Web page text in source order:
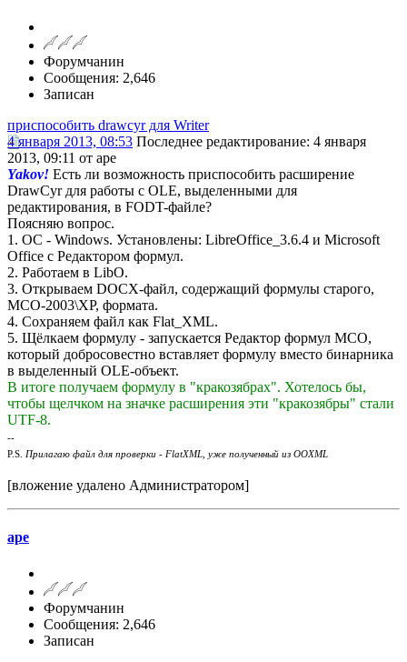
Форумчанин
Сообщения: 2,646
Записан
приспособить drawcyr для Writer
4 января 2013, 08:53 Последнее редактирование: 4 января
2013, 09:11 от ape
Yakov! Есть ли возможность приспособить расширение
DrawCyr для работы с OLE, выделенными для
редактирования, в FODT-файле?
Поясняю вопрос.
1. ОС - Windows. Установлены: LibreOffice_3.6.4 и Microsoft
Office с Редактором формул.
2. Работаем в LibO.
3. Открываем DOCX-файл, содержащий формулы старого,
МСО-2003\ХР, формата.
4. Сохраняем файл как Flat_XML.
5. Щёлкаем формулу - запускается Редактор формул МСО,
который добросовестно вставляет формулу вместо бинарника
в выделенный OLE-объект.
В итоге получаем формулу в "кракозябрах". Хотелось бы,
чтобы щелчком на значке расширения эти "кракозябры" стали
UTF-8.
--
P.S. Прилагаю файл для проверки - FlatXML, уже полученный из OOXML
[вложение удалено Администратором]
ape
Форумчанин
Сообщения: 2,646
Записан